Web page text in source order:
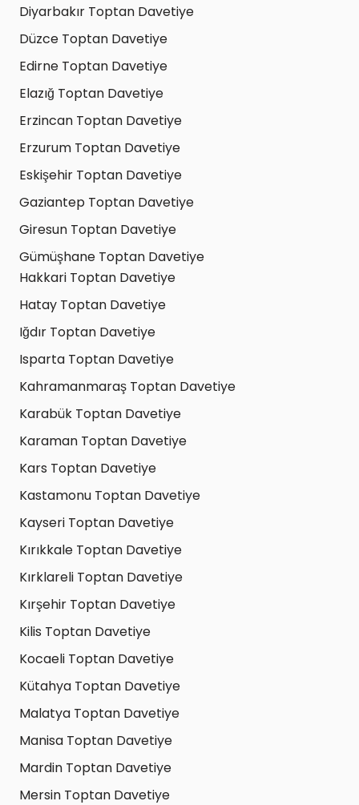
Diyarbakır Toptan Davetiye
Düzce Toptan Davetiye
Edirne Toptan Davetiye
Elazığ Toptan Davetiye
Erzincan Toptan Davetiye
Erzurum Toptan Davetiye
Eskişehir Toptan Davetiye
Gaziantep Toptan Davetiye
Giresun Toptan Davetiye
Gümüşhane Toptan Davetiye
Hakkari Toptan Davetiye
Hatay Toptan Davetiye
Iğdır Toptan Davetiye
Isparta Toptan Davetiye
Kahramanmaraş Toptan Davetiye
Karabük Toptan Davetiye
Karaman Toptan Davetiye
Kars Toptan Davetiye
Kastamonu Toptan Davetiye
Kayseri Toptan Davetiye
Kırıkkale Toptan Davetiye
Kırklareli Toptan Davetiye
Kırşehir Toptan Davetiye
Kilis Toptan Davetiye
Kocaeli Toptan Davetiye
Kütahya Toptan Davetiye
Malatya Toptan Davetiye
Manisa Toptan Davetiye
Mardin Toptan Davetiye
Mersin Toptan Davetiye